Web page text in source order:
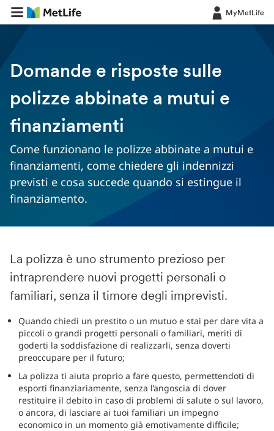
MyMetLife
Domande e risposte sulle
polizze abbinate a mutui e
finanziamenti
Come funzionano le polizze abbinate a mutui e
finanziamenti, come chiedere gli indennizzi
previsti e cosa succede quando si estingue il
finanziamento.
La polizza è uno strumento prezioso per
intraprendere nuovi progetti personali o
familiari, senza il timore degli imprevisti.
Quando chiedi un prestito o un mutuo e stai per dare vita a
piccoli o grandi progetti personali o familiari, meriti di
goderti la soddisfazione di realizzarli, senza doverti
preoccupare per il futuro;
La polizza ti aiuta proprio a fare questo, permettendoti di
esporti finanziariamente, senza l’angoscia di dover
restituire il debito in caso di problemi di salute o sul lavoro,
o ancora, di lasciare ai tuoi familiari un impegno
economico in un momento già emotivamente difficile;